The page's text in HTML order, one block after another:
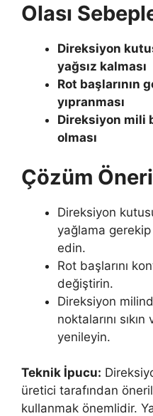
Olası
Direksiyon
yağsız kalması
Rot başlarının
yıpranması
Direksiyon mili
olması
Çözüm
Direksiyon
yağlama
edin.
Rot başlarını
değiştirin.
Direksiyon
noktalarını
yenileyin.
Teknik İpucu:
üretici tarafından
kullanmak önemlidir.